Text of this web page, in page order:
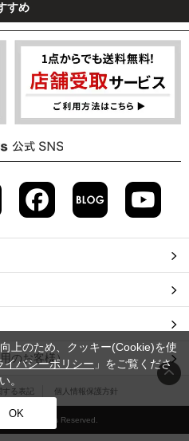
すめ
のお客様）
する表記 個人情報保護方針
All Rights Reserved.
上のため、クッキー(Cookie)を使
イバシーポリシー 」をご覧くださ
い。
OK